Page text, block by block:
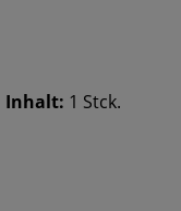
Inhalt: 1 Stck.